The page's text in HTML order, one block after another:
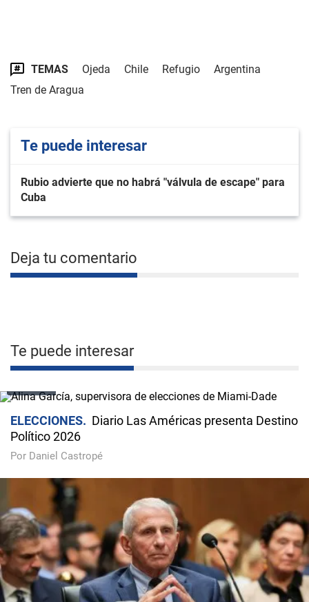
TEMAS Ojeda Chile Refugio
Argentina
Tren de Aragua
Te puede interesar
Rubio advierte que no habrá "válvula de escape" para
Cuba
Deja tu comentario
Te puede interesar
ELECCIONES
Diario Las Américas presenta Destino
Político 2026
Por Daniel Castropé